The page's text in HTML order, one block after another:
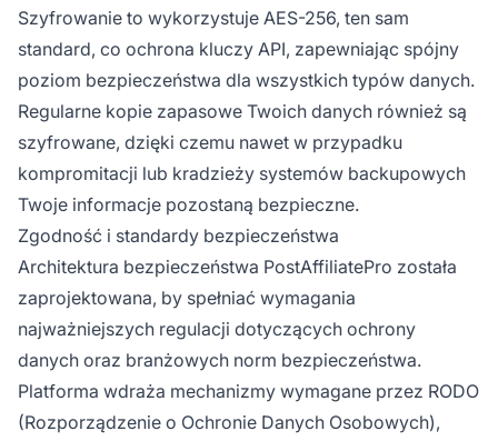
Szyfrowanie to wykorzystuje AES-256, ten sam
standard, co ochrona kluczy API, zapewniając spójny
poziom bezpieczeństwa dla wszystkich typów danych.
Regularne kopie zapasowe Twoich danych również są
szyfrowane, dzięki czemu nawet w przypadku
kompromitacji lub kradzieży systemów backupowych
Twoje informacje pozostaną bezpieczne.
Zgodność i standardy bezpieczeństwa
Architektura bezpieczeństwa PostAffiliatePro została
zaprojektowana, by spełniać wymagania
najważniejszych regulacji dotyczących ochrony
danych oraz branżowych norm bezpieczeństwa.
Platforma wdraża mechanizmy wymagane przez RODO
(Rozporządzenie o Ochronie Danych Osobowych),